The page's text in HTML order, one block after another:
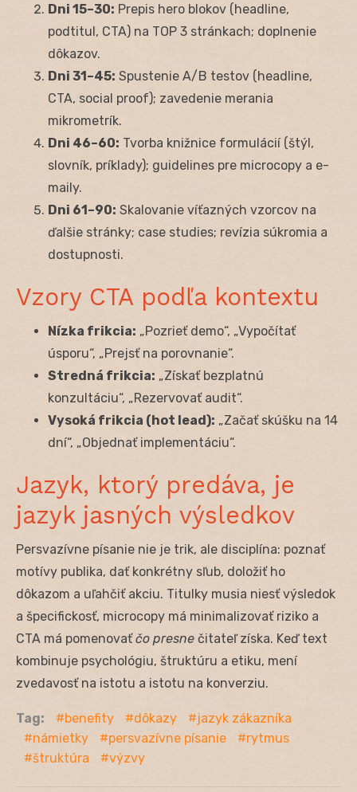
Dni 15–30: Prepis hero blokov (headline,
podtitul, CTA) na TOP 3 stránkach; doplnenie
dôkazov.
Dni 31–45: Spustenie A/B testov (headline,
CTA, social proof); zavedenie merania
mikrometrík.
Dni 46–60: Tvorba knižnice formulácií (štýl,
slovník, príklady); guidelines pre microcopy a e-
maily.
Dni 61–90: Skalovanie víťazných vzorcov na
ďalšie stránky; case studies; revízia súkromia a
dostupnosti.
Vzory CTA podľa kontextu
Nízka frikcia: „Pozrieť demo“, „Vypočítať
úsporu“, „Prejsť na porovnanie“.
Stredná frikcia: „Získať bezplatnú
konzultáciu“, „Rezervovať audit“.
Vysoká frikcia (hot lead): „Začať skúšku na 14
dní“, „Objednať implementáciu“.
Jazyk, ktorý predáva, je
jazyk jasných výsledkov
Persvazívne písanie nie je trik, ale disciplína: poznať
motívy publika, dať konkrétny sľub, doložiť ho
dôkazom a uľahčiť akciu. Titulky musia niesť výsledok
a špecifickosť, microcopy má minimalizovať riziko a
CTA má pomenovaťčo presne čitateľ získa. Keď text
kombinuje psychológiu, štruktúru a etiku, mení
zvedavosť na istotu a istotu na konverziu.
Tag: benefity dôkazy
jazyk zákazníka
námietky
persvazívne písanie
rytmus
štruktúra
výzvy